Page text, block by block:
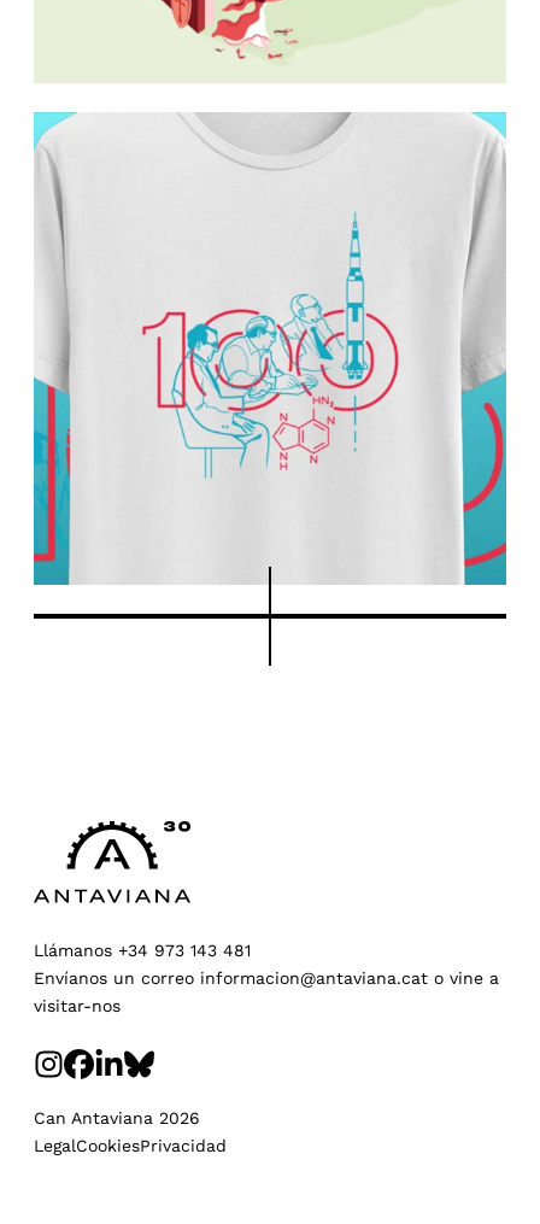
Llámanos +34 973 143 481
Envíanos un correo informacion@antaviana.cat o vine a
visitar-nos
Can Antaviana 2026
LegalCookiesPrivacidad